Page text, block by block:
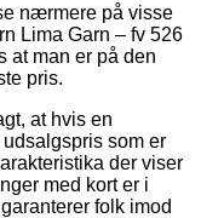
nærmere på visse
Lima Garn – fv 526
at man er på den
pris.
at hvis en
som er
der viser
med kort er i
folk imod